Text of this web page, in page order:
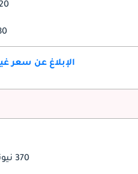
الإبلاغ عن سعر
370 نيوتن-متر